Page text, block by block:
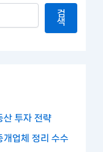
검
색
산 투자 전략
개업체 정리 수수